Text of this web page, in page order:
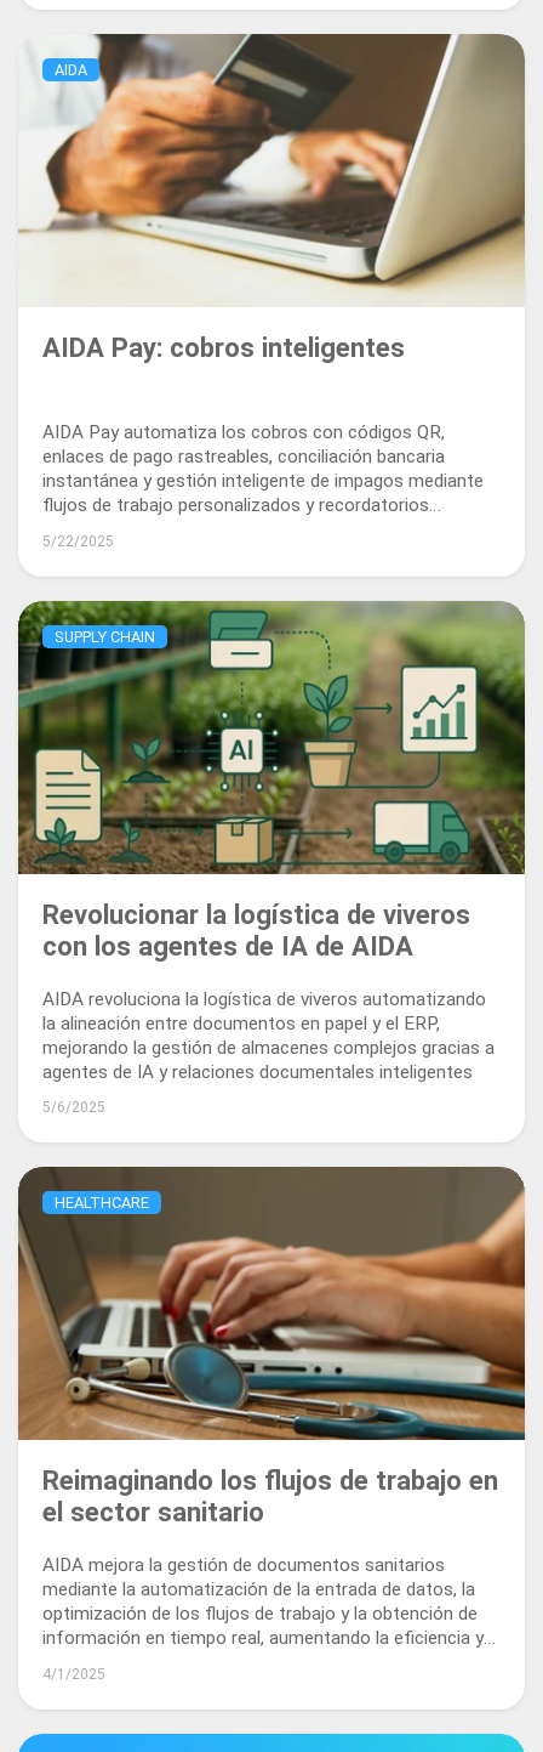
AIDA
AIDA Pay: cobros inteligentes
AIDA Pay automatiza los cobros con códigos QR,
enlaces de pago rastreables, conciliación bancaria
instantánea y gestión inteligente de impagos mediante
flujos de trabajo personalizados y recordatorios
5/22/2025
SUPPLY CHAIN
Revolucionar la logística de viveros
con los agentes de IA de AIDA
AIDA revoluciona la logística de viveros automatizando
la alineación entre documentos en papel y el ERP,
mejorando la gestión de almacenes complejos gracias a
agentes de IA y relaciones documentales inteligentes
5/6/2025
HEALTHCARE
Reimaginando los flujos de trabajo en
el sector sanitario
AIDA mejora la gestión de documentos sanitarios
mediante la automatización de la entrada de datos, la
optimización de los flujos de trabajo y la obtención de
información en tiempo real, aumentando la eficiencia y
sanitario.
4/1/2025